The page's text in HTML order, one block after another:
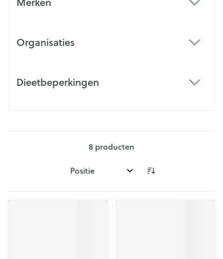
Organisaties
Dieetbeperkingen
8 producten
Sorteer op: